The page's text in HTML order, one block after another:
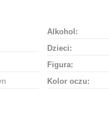
Alkohol:
Dzieci:
Figura:
Kolor oczu: